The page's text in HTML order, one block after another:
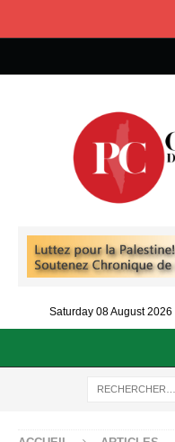
Saturday 08 August 2026